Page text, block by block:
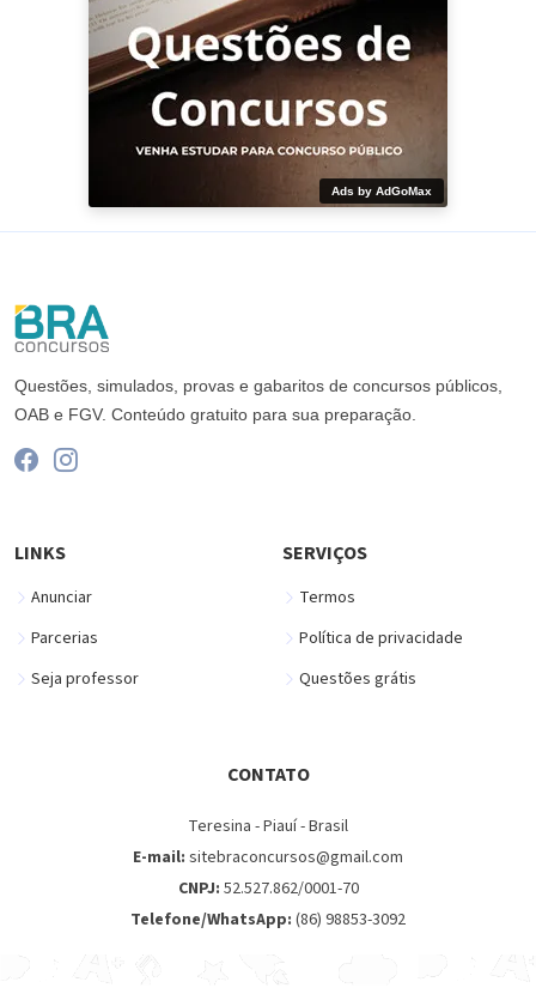
Ads by AdGoMax
Questões, simulados, provas e gabaritos de concursos públicos,
OAB e FGV. Conteúdo gratuito para sua preparação.
LINKS
Anunciar
Parcerias
Seja professor
SERVIÇOS
Termos
Política de privacidade
Questões grátis
CONTATO
Teresina - Piauí - Brasil
E-mail: sitebraconcursos@gmail.com
CNPJ: 52.527.862/0001-70
Telefone/WhatsApp: (86) 98853-3092